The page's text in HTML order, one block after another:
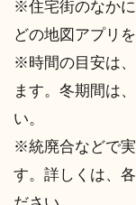
※住宅街のなか
どの地図アプリ
※時間の目安は
ます。冬期間は
い。
※統廃合などで
す。詳しくは、